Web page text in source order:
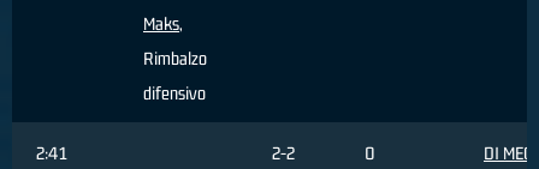
Maks,
Rimbalzo
difensivo
2:41 2-2 0
DI